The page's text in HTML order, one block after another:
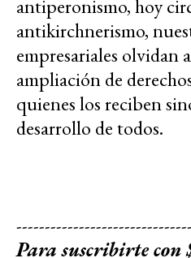
antiperonismo, hoy
antikirchnerismo,
empresariales olvidan
ampliación de
quienes los reciben
desarrollo de todos.
Para suscribirte con